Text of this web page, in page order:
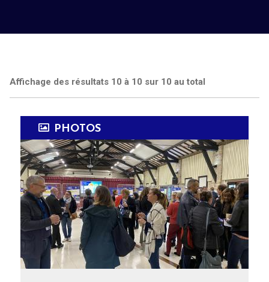
Affichage des résultats 10 à 10 sur 10 au total
PHOTOS